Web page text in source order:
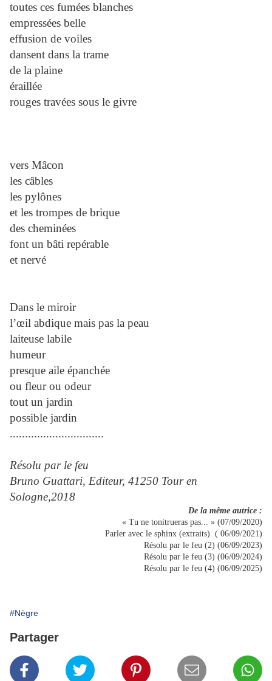
toutes ces fumées blanches
empressées belle
effusion de voiles
dansent dans la trame
de la plaine
éraillée
rouges travées sous le givre
vers Mâcon
les câbles
les pylônes
et les trompes de brique
des cheminées
font un bâti repérable
et nervé
Dans le miroir
l’œil abdique mais pas la peau
laiteuse labile
humeur
presque aile épanchée
ou fleur ou odeur
tout un jardin
possible jardin
...............................
Résolu par le feu
Bruno Guattari, Editeur, 41250 Tour en
Sologne,2018
De la même autrice :
« Tu ne tonitrueras pas... » (07/09/2020)
Parler avec le sphinx (extraits) ( 06/09/2021)
Résolu par le feu (2) (06/09/2023)
Résolu par le feu (3) (06/09/2024)
Résolu par le feu (4) (06/09/2025)
#Nègre
Partager